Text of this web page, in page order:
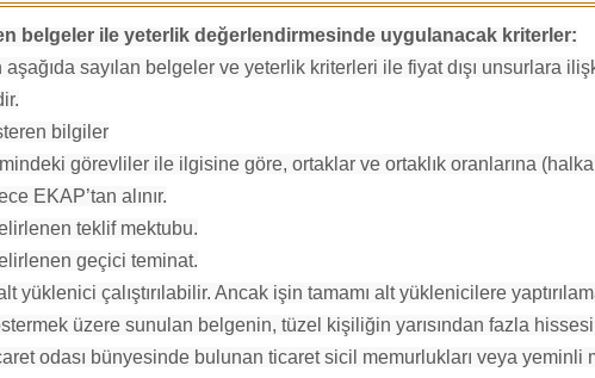
belgeler ile yeterlik değerlendirmesinde uygulanacak kriterler:
sayılan belgeler ve yeterlik kriterleri ile fiyat dışı unsurlara
bilgiler
görevliler ile ilgisine göre, ortaklar ve ortaklık oranlarına
EKAP’tan alınır.
teklif mektubu.
geçici teminat.
yüklenici çalıştırılabilir. Ancak işin tamamı alt yüklenicilere
üzere sunulan belgenin, tüzel kişiliğin yarısından fazla
odası bünyesinde bulunan ticaret sicil memurlukları veya yeminli